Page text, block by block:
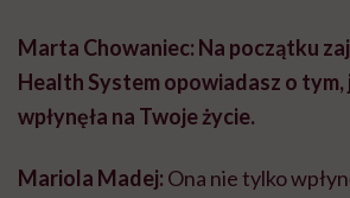
Marta Chowaniec: Na początku
Health System opowiadasz o
wpłynęła na Twoje życie.
Mariola Madej: Ona nie tylko